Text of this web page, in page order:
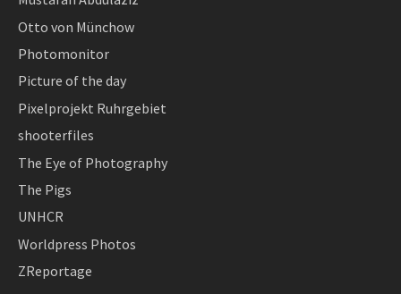
Otto von Münchow
Photomonitor
Picture of the day
Pixelprojekt Ruhrgebiet
shooterfiles
The Eye of Photography
The Pigs
UNHCR
Worldpress Photos
ZReportage